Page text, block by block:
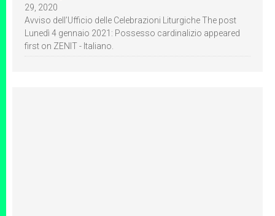
29, 2020
Avviso dell’Ufficio delle Celebrazioni Liturgiche The post
Lunedì 4 gennaio 2021: Possesso cardinalizio appeared
first on ZENIT - Italiano.